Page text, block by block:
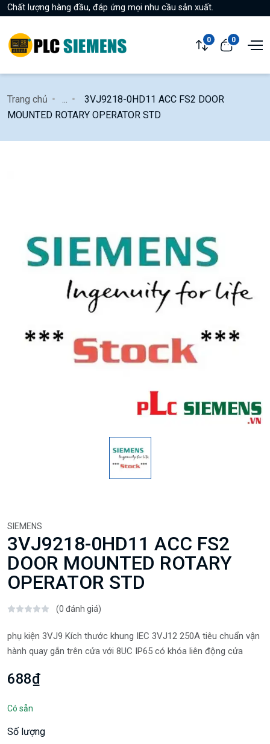
Chất lượng hàng đầu, đáp ứng mọi nhu cầu sản xuất.
0 0
Trang chủ
3VJ9218-0HD11 ACC FS2 DOOR
MOUNTED ROTARY OPERATOR STD
SIEMENS
3VJ9218-0HD11 ACC FS2
DOOR MOUNTED ROTARY
OPERATOR STD
(0 đánh giá)
phụ kiện 3VJ9 Kích thước khung IEC 3VJ12 250A tiêu chuẩn vận
hành quay gắn trên cửa với 8UC IP65 có khóa liên động cửa
688₫
Có sẵn
Số lượng